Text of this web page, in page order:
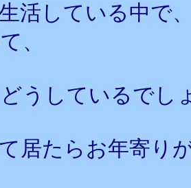
活している中で
、
うしているでし
居たらお年寄り